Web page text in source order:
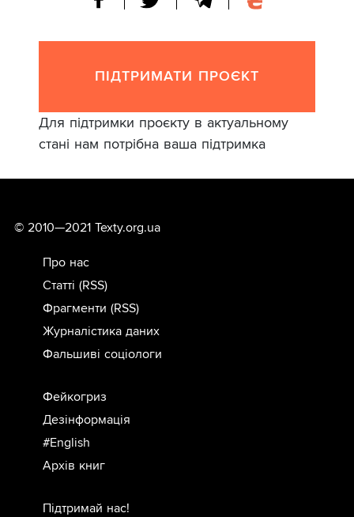
ПІДТРИМАТИ ПРОЄКТ
Для підтримки проєкту в актуальному
стані нам потрібна ваша підтримка
© 2010—2021 Texty.org.ua
Про нас
Статті (RSS)
Фрагменти (RSS)
Журналістика даних
Фальшиві соціологи
Фейкогриз
Дезінформація
#English
Архів книг
Підтримай нас!